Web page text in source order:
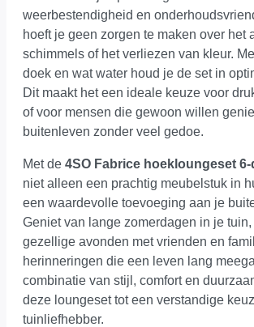
weerbestendigheid en
hoeft je geen zorgen te maken over het
schimmels of het verliezen van kleur.
doek en wat water houd je de set in
Dit maakt het een ideale keuze voor
of voor mensen die gewoon willen
buitenleven zonder veel gedoe.
Met de 4SO Fabrice hoekloungeset 6-
niet alleen een prachtig meubelstuk in
een waardevolle toevoeging aan je
Geniet van lange zomerdagen in je
gezellige avonden met vrienden en
herinneringen die een leven lang
combinatie van stijl, comfort en
deze loungeset tot een verstandige
tuinliefhebber.